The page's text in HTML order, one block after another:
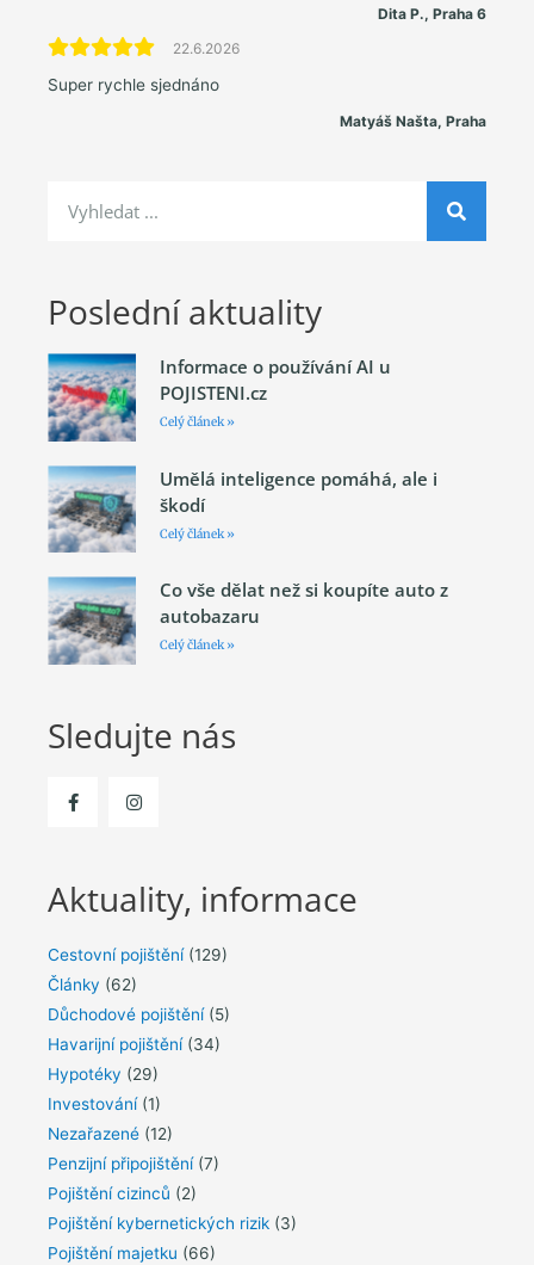
Dita P., Praha 6
22.6.2026
Super rychle sjednáno
Matyáš Našta, Praha
Poslední aktuality
Informace o používání AI u
POJISTENI.cz
Celý článek »
Umělá inteligence pomáhá, ale i
škodí
Celý článek »
Co vše dělat než si koupíte auto z
autobazaru
Celý článek »
Sledujte nás
Aktuality, informace
Cestovní pojištění(129)
Články (62)
Důchodové pojištění(5)
Havarijní pojištění(34)
Hypotéky (29)
Investování(1)
Nezařazené (12)
Penzijní připojištění(7)
Pojištění cizinců (2)
Pojištění kybernetických rizik (3)
Pojištění majetku (66)